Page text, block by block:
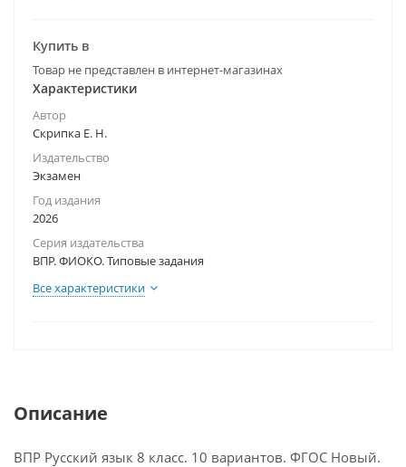
Купить в
Товар не представлен в интернет-магазинах
Характеристики
Автор
Скрипка Е. Н.
Издательство
Экзамен
Год издания
2026
Серия издательства
ВПР. ФИОКО. Типовые задания
Все характеристики
Описание
ВПР Русский язык 8 класс. 10 вариантов. ФГОС Новый.